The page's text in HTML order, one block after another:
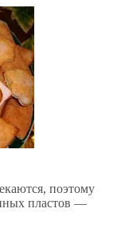
поэтому
пластов —